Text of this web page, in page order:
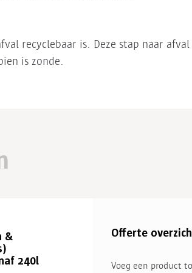
recyclebaar is. Deze stap naar afval
is zonde.
&
240l
Offerte
Voeg een product